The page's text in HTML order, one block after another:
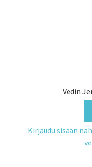
Vedin
Kirjaudu sisään